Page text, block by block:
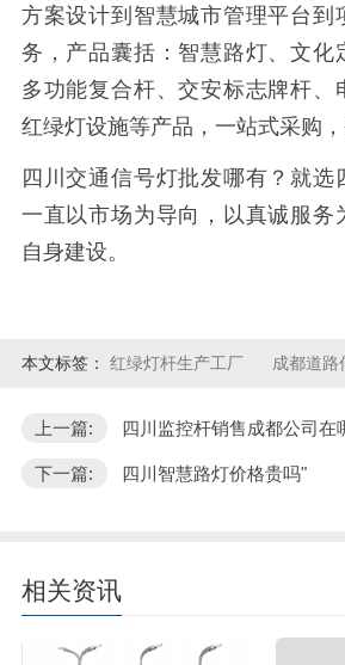
方案设计到智慧城市管理平台到
务，产品囊括：智慧路灯、文化
多功能复合杆、交安标志牌杆、
红绿灯设施等产品，一站式采购，
四川交通信号灯批发哪有？就选
一直以市场为导向，以真诚服务
自身建设。
本文标签： 红绿灯杆生产工厂 成都道路
上一篇: 四川监控杆销售成都公司在
下一篇: 四川智慧路灯价格贵吗"
相关资讯